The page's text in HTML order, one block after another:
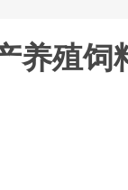
养殖饲